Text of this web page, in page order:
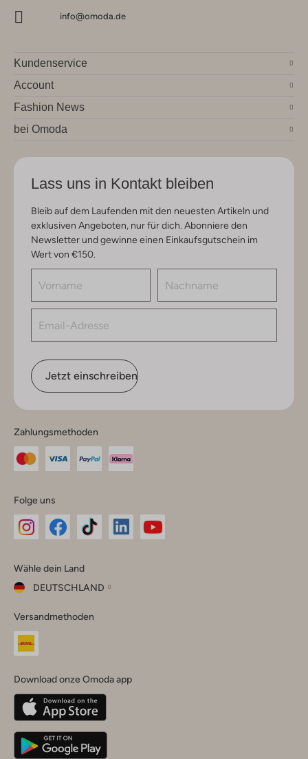
info@omoda.de
Kundenservice
Account
Fashion News
bei Omoda
Lass uns in Kontakt bleiben
Bleib auf dem Laufenden mit den neuesten Artikeln und
exklusiven Angeboten, nur für dich. Abonniere den
Newsletter und gewinne einen Einkaufsgutschein im
Wert von €150.
Jetzt einschreiben
Zahlungsmethoden
Folge uns
Instagram
Facebook
TikTok
Wähle dein Land
DEUTSCHLAND
dein
Land
Belgique(Français)
Deutschland
Versandmethoden
Download onze Omoda app